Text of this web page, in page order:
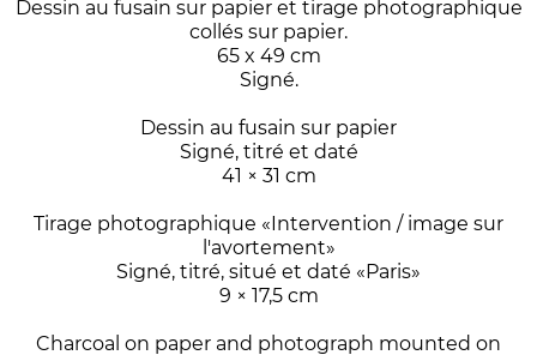
Dessin au fusain sur papier et tirage photographique
collés sur papier.
65 x 49 cm
Signé.
Dessin au fusain sur papier
Signé, titré et daté
41 × 31 cm
Tirage photographique «Intervention / image sur
l'avortement»
Signé, titré, situé et daté «Paris»
9 × 17,5 cm
Charcoal on paper and photograph mounted on